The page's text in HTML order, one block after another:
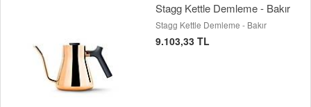
Stagg Kettle Demleme - Bakır
Stagg Kettle Demleme - Bakır
9.103,33 TL